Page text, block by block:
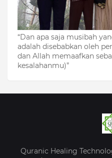
“Dan apa saja musibah
adalah disebabkan oleh
dan Allah memaafkan
kesalahanmu)”
Quranic Healing